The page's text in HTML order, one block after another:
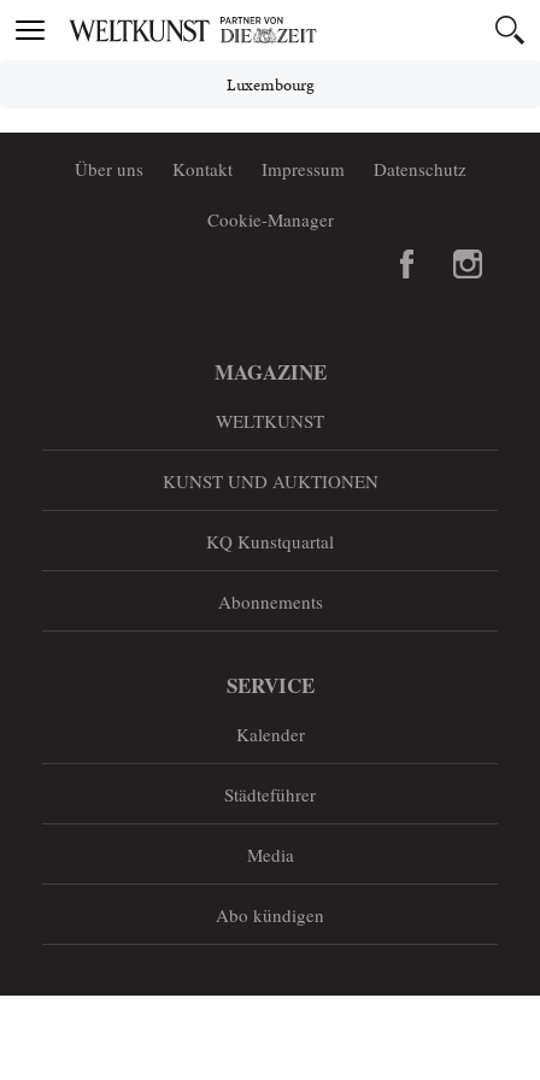
Toggle
Luxembourg
Über uns Kontakt Impressum Datenschutz
Cookie-Manager
MAGAZINE
WELTKUNST
KUNST UND AUKTIONEN
KQ Kunstquartal
Abonnements
SERVICE
Kalender
Städteführer
Media
Abo kündigen